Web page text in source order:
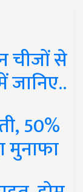
चीजों से
50%
मुनाफा